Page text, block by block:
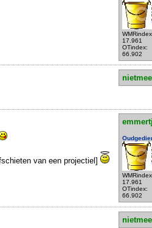
17.961
OTindex:
66.902
17.961
OTindex:
66.902
van een projectiel]